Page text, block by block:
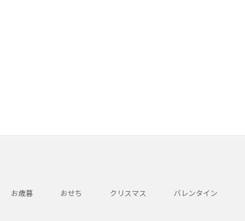
お歳暮 おせち クリスマス バレンタイン